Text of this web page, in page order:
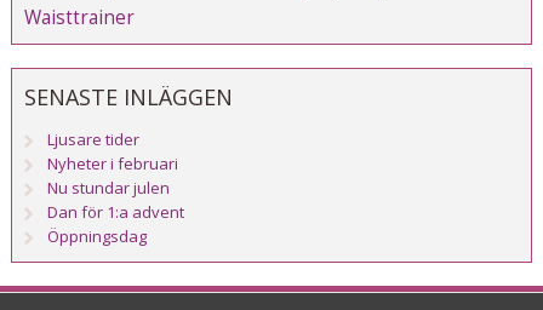
Waisttrainer
SENASTE INLÄGGEN
Ljusare tider
Nyheter i februari
Nu stundar julen
Dan för 1:a advent
Öppningsdag